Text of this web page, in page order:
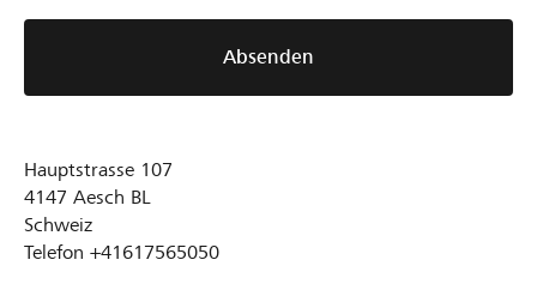
Absenden
Hauptstrasse 107
4147 Aesch BL
Schweiz
Telefon +41617565050